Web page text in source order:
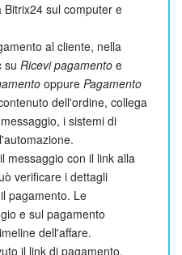
sul computer e
al cliente, nella
su Ricevi pagamento e
oppure Pagamento
dell'ordine, collega
i sistemi di
messaggio con il link alla
verificare i dettagli
pagamento. Le
e sul pagamento
dell'affare.
il link di pagamento,